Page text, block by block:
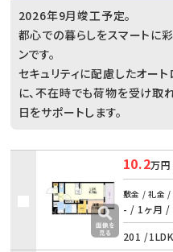
2026年9月竣工予定。
都心での暮らしをスマートに
ンです。
セキュリティに配慮したオー
に、不在時でも荷物を受け取
日をサポートします。
10.2万円
敷金 / 礼金 /
- / 1ヶ月 /
201 /1LDK